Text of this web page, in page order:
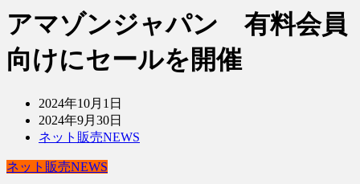
アマゾンジャパン 有料会員
向けにセールを開催
2024年10月1日
2024年9月30日
ネット販売NEWS
ネット販売NEWS